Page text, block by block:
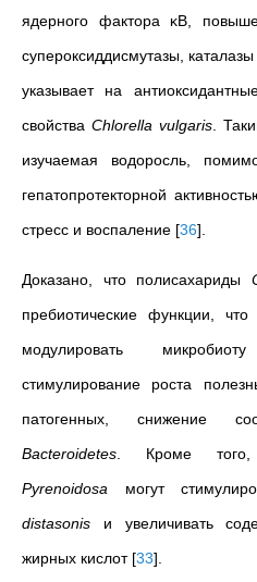
ядерного фактора κB,
супероксиддисмутазы,
указывает на
свойства Chlorella vulgaris .
изучаемая водоросль,
гепатопротекторной
стресс и воспаление [36]
Доказано, что полисахариды
пребиотические функции,
модулировать
стимулирование роста
патогенных, снижение
Bacteroidetes . Кроме
Pyrenoidosa могут
distasonis и увеличивать
жирных кислот [33]